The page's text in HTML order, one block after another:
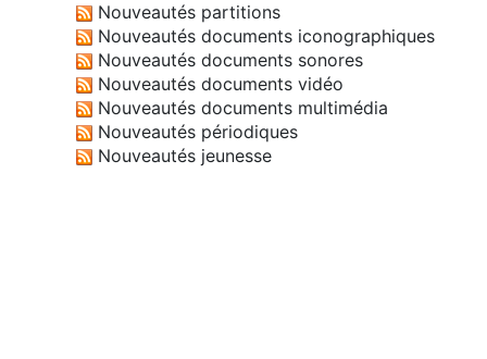
Nouveautés partitions
Nouveautés documents iconographiques
Nouveautés documents sonores
Nouveautés documents vidéo
Nouveautés documents multimédia
Nouveautés périodiques
Nouveautés jeunesse